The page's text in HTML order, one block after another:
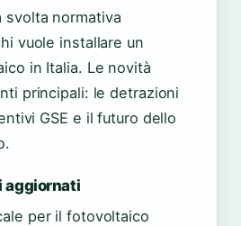
svolta normativa
vuole installare un
in Italia. Le novità
principali: le detrazioni
GSE e il futuro dello
aggiornati
per il fotovoltaico